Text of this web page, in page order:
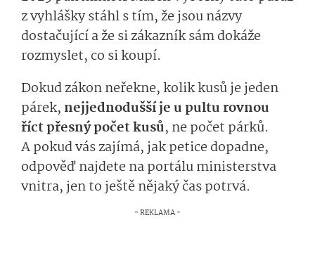
z vyhlášky stáhl s tím, že jsou názvy
dostačující a že si zákazník sám dokáže
rozmyslet, co si koupí.
Dokud zákon neřekne, kolik kusů je jeden
párek, nejjednodušší je u pultu rovnou
říct přesný počet kusů, ne počet párků.
A pokud vás zajímá, jak petice dopadne,
odpověď najdete na portálu ministerstva
vnitra, jen to ještě nějaký čas potrvá.